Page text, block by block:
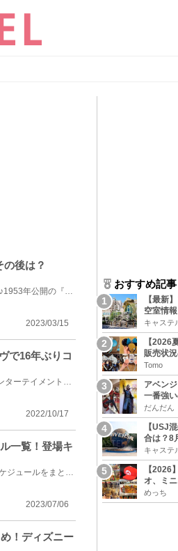
後は？
ディズニー映画『ピーター・パン２－ネバーランドの秘密－』のあらすじをご紹介♪1953年公開の『ピーター...
2023/03/15
で16年ぶりコ
2022年11月11日（金）から始まる、東京ディズニーシーの新しいナイトタイムエンターテイメント、「ビリ...
2022/10/17
一覧！登場キ
2023年7月にディズニーランドとディズニーシーで開催中のショーとパレードのスケジュールをまとめてご紹...
2023/07/06
！ディズニー
おすすめ記事
【最新
空室情
キャステ
【2026
販売状
をチェッ
Tomo
アベン
一番強
だんだん
【USJ
合は？8
時間ア
キャステ
【2026
オ、ミ
ックパ
報
めっち